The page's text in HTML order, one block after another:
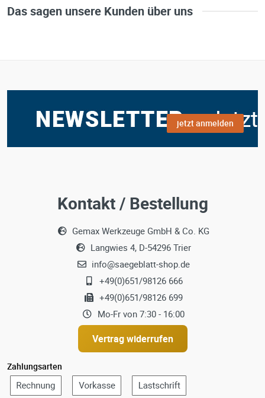
Das sagen unsere Kunden über uns
jetzt anmelden
Kontakt / Bestellung
Gemax Werkzeuge GmbH & Co. KG
Langwies 4, D-54296 Trier
info@saegeblatt-shop.de
+49(0)651/98126 666
+49(0)651/98126 699
Mo-Fr von 7:30 - 16:00
Vertrag widerrufen
Zahlungsarten